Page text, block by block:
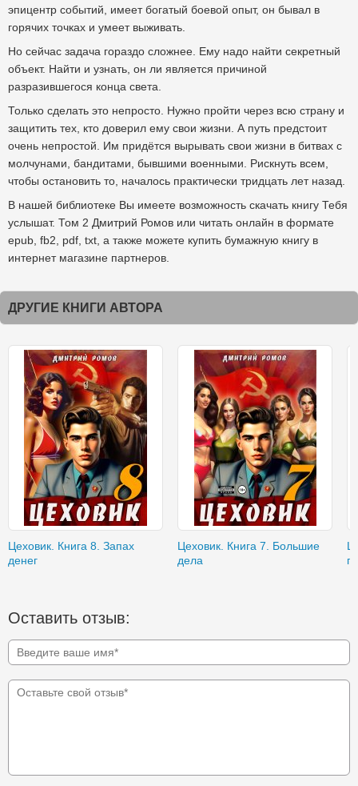
эпицентр событий, имеет богатый боевой опыт, он бывал в
горячих точках и умеет выживать.
Но сейчас задача гораздо сложнее. Ему надо найти секретный
объект. Найти и узнать, он ли является причиной
разразившегося конца света.
Только сделать это непросто. Нужно пройти через всю страну и
защитить тех, кто доверил ему свои жизни. А путь предстоит
очень непростой. Им придётся вырывать свои жизни в битвах с
молчунами, бандитами, бывшими военными. Рискнуть всем,
чтобы остановить то, началось практически тридцать лет назад.
В нашей библиотеке Вы имеете возможность скачать книгу Тебя
услышат. Том 2 Дмитрий Ромов или читать онлайн в формате
epub, fb2, pdf, txt, а также можете купить бумажную книгу в
интернет магазине партнеров.
ДРУГИЕ КНИГИ АВТОРА
Цеховик. Книга 8. Запах
денег
Цеховик. Книга 7. Большие
дела
Оставить отзыв: